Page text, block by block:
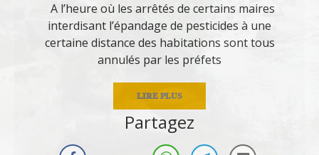
A l’heure où les arrêtés de certains maires
interdisant l’épandage de pesticides à une
certaine distance des habitations sont tous
annulés par les préfets
LIRE PLUS
Partagez